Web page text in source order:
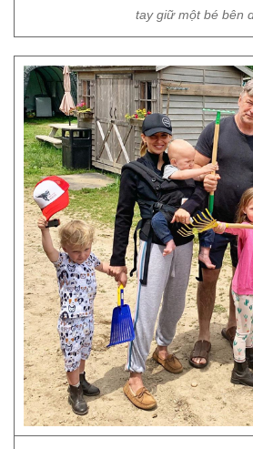
tay giữ một bé bên